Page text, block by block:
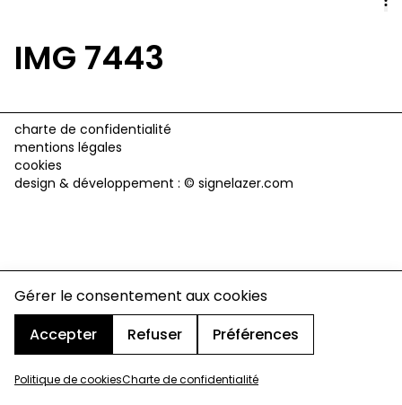
Gérer le consentement aux cookies
Accepter
Refuser Préférences
Politique de cookiesCharte de confidentialité
IMG 7443
charte de confidentialité
mentions légales
cookies
design & développement : © signelazer.com